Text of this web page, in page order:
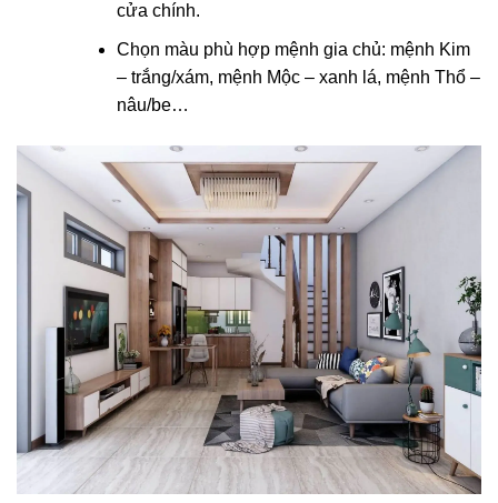
cửa chính.
Chọn màu phù hợp mệnh gia chủ: mệnh Kim
– trắng/xám, mệnh Mộc – xanh lá, mệnh Thổ –
nâu/be…